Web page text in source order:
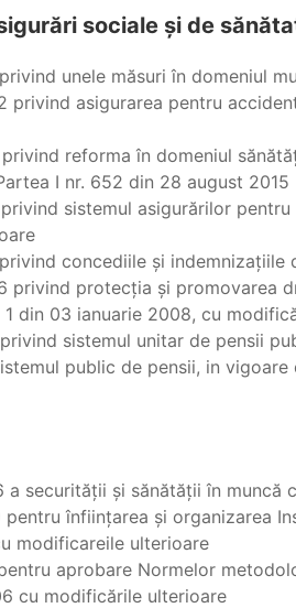
sociale şi de
unele măsuri în domeniul
privind asigurarea pentru
reforma în domeniul
I nr. 652 din 28 august 2015
sistemul asigurărilor
concediile şi
privind protecţia şi promovarea
1 din 03 ianuarie 2008, cu
sistemul unitar de pensii
public de pensii, in vigoare
a securităţii şi sănătăţii în muncă
înfiinţarea şi organizarea
modificareile ulterioare
aprobare Normelor
cu modificările ulterioare